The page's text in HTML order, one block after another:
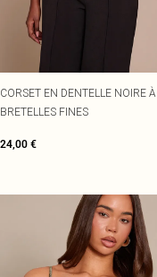
CORSET EN DENTELLE NOIRE À
BRETELLES FINES
24,00 €